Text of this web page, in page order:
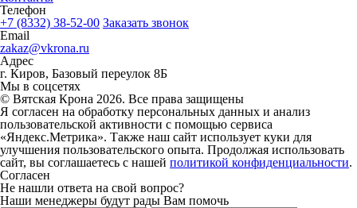
Телефон
+7 (8332) 38-52-00 Заказать звонок
Email
zakaz@vkrona.ru
Адрес
г. Киров, Базовый переулок 8Б
Мы в соцсетях
© Вятская Крона 2026. Все права защищены
Я согласен на обработку персональных данных и анализ
пользовательской активности с помощью сервиса
«Яндекс.Метрика». Также наш сайт использует куки для
улучшения пользовательского опыта. Продолжая использовать
сайт, вы соглашаетесь с нашей политикой конфиденциальности.
Согласен
Не нашли ответа на свой вопрос?
Наши менеджеры будут рады Вам помочь